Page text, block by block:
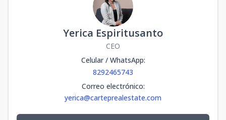
Yerica Espiritusanto
CEO
Celular / WhatsApp:
8292465743
Correo electrónico:
yerica@carteprealestate.com